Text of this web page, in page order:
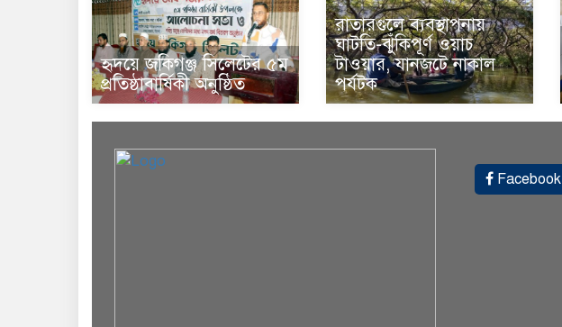
হৃদয়ে জকিগঞ্জ সিলেটের ৫ম
প্রতিষ্ঠাবার্ষিকী অনুষ্ঠিত
রাতারগুলে ব্যবস্থাপনায়
ঘাটতি-ঝুঁকিপূর্ণ ওয়াচ
টাওয়ার, যানজটে নাকাল
পর্যটক
Facebook